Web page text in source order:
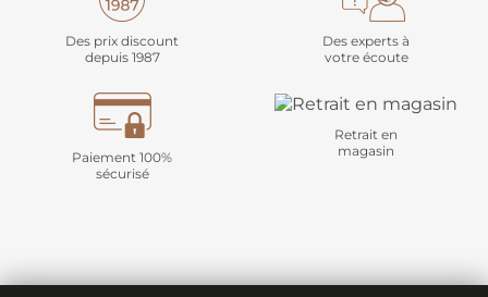
Des prix discount
depuis 1987
Des experts à
votre écoute
Paiement 100%
sécurisé
Retrait en
magasin